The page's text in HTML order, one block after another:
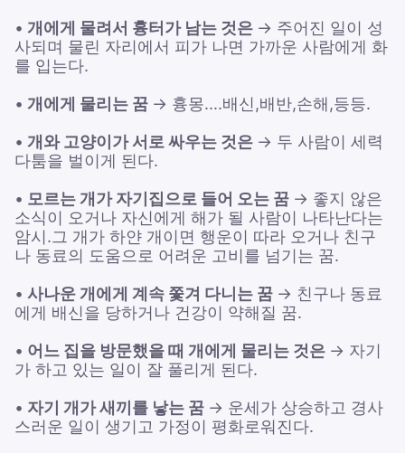
• 개에게 물려서 흉터가 남는 것은 → 주어진 일이 성
사되며 물린 자리에서 피가 나면 가까운 사람에게 화
를 입는다.
• 개에게 물리는 꿈 → 흉몽....배신,배반,손해,등등.
• 개와 고양이가 서로 싸우는 것은 → 두 사람이 세력
다툼을 벌이게 된다.
• 모르는 개가 자기집으로 들어 오는 꿈 → 좋지 않은
소식이 오거나 자신에게 해가 될 사람이 나타난다는
암시.그 개가 하얀 개이면 행운이 따라 오거나 친구
나 동료의 도움으로 어려운 고비를 넘기는 꿈.
• 사나운 개에게 계속 쫓겨 다니는 꿈 → 친구나 동료
에게 배신을 당하거나 건강이 약해질 꿈.
• 어느 집을 방문했을 때 개에게 물리는 것은 → 자기
가 하고 있는 일이 잘 풀리게 된다.
• 자기 개가 새끼를 낳는 꿈 → 운세가 상승하고 경사
스러운 일이 생기고 가정이 평화로워진다.